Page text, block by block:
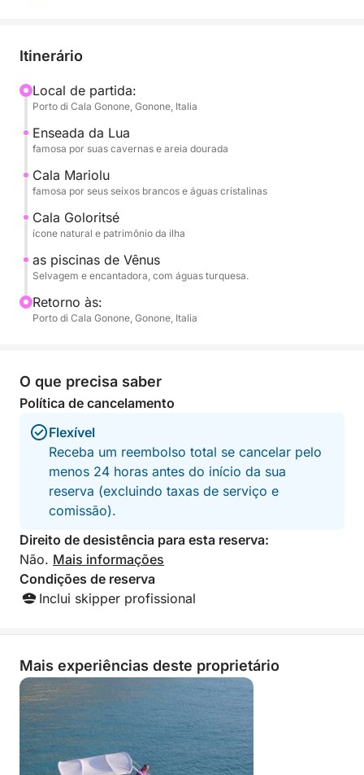
com profundo conhecimento da área. Para garantir
organizado com um máximo de 12 pessoas a bordo,
oferecendo uma atmosfera intimista longe das
multidões.
Durante o dia, visitaremos algumas das maravilhas
do Golfo de Orosei: Cala Luna, famosa por suas
seus seixos brancos e águas cristalinas; Cala
espetaculares da Sardenha; e as evocativas Piscine
di Venere, com seu mar turquesa.
A saída está programada para as 10h, com retorno
fornecemos caixas térmicas para guardá-lo.
Reserve já sua excursão na Click&Boat e
experimente o Golfo de Orosei de uma perspectiva
única.
Itinerário
Local de partida:
Porto di Cala Gonone, Gonone, Italia
Enseada da Lua
famosa por suas cavernas e areia dourada
Cala Mariolu
famosa por seus seixos brancos e águas cristalinas
Cala Goloritsé
ícone natural e patrimônio da ilha
as piscinas de Vênus
Selvagem e encantadora, com águas turquesa.
Retorno às:
Porto di Cala Gonone, Gonone, Italia
O que precisa saber
Política de cancelamento
Flexível
Receba um reembolso total se cancelar pelo
menos 24 horas antes do início da sua
reserva (excluindo taxas de serviço e
comissão).
Direito de desistência para esta reserva:
Não. Mais informações
Condições de reserva
Inclui skipper profissional
Mais experiências deste proprietário